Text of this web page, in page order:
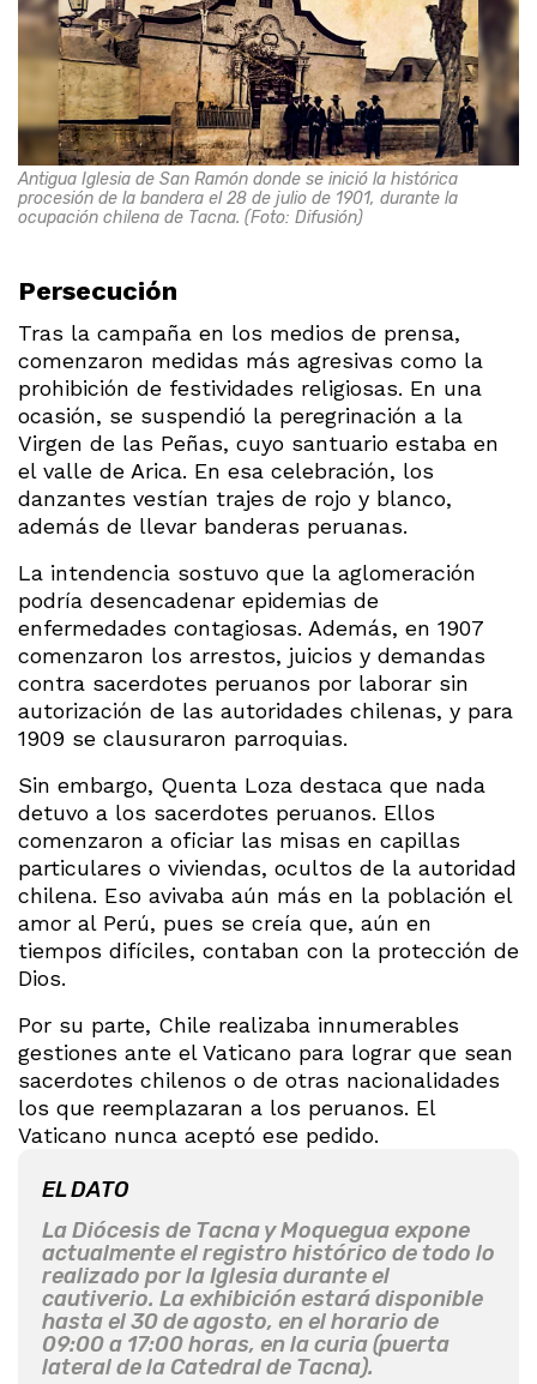
Antigua Iglesia de San Ramón donde se inició la histórica
procesión de la bandera el 28 de julio de 1901, durante la
ocupación chilena de Tacna. (Foto: Difusión)
Persecución
Tras la campaña en los medios de prensa,
comenzaron medidas más agresivas como la
prohibición de festividades religiosas. En una
ocasión, se suspendió la peregrinación a la
Virgen de las Peñas, cuyo santuario estaba en
el valle de Arica. En esa celebración, los
danzantes vestían trajes de rojo y blanco,
además de llevar banderas peruanas.
La intendencia sostuvo que la aglomeración
podría desencadenar epidemias de
enfermedades contagiosas. Además, en 1907
comenzaron los arrestos, juicios y demandas
contra sacerdotes peruanos por laborar sin
autorización de las autoridades chilenas, y para
1909 se clausuraron parroquias.
Sin embargo, Quenta Loza destaca que nada
detuvo a los sacerdotes peruanos. Ellos
comenzaron a oficiar las misas en capillas
particulares o viviendas, ocultos de la autoridad
chilena. Eso avivaba aún más en la población el
amor al Perú, pues se creía que, aún en
tiempos difíciles, contaban con la protección de
Dios.
Por su parte, Chile realizaba innumerables
gestiones ante el Vaticano para lograr que sean
sacerdotes chilenos o de otras nacionalidades
los que reemplazaran a los peruanos. El
Vaticano nunca aceptó ese pedido.
EL DATO
La Diócesis de Tacna y Moquegua expone
actualmente el registro histórico de todo lo
realizado por la Iglesia durante el
cautiverio. La exhibición estará disponible
hasta el 30 de agosto, en el horario de
09:00 a 17:00 horas, en la curia (puerta
lateral de la Catedral de Tacna).